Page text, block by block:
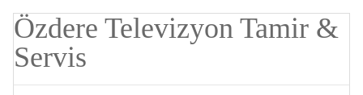
Özdere Televizyon Tamir &
Servis